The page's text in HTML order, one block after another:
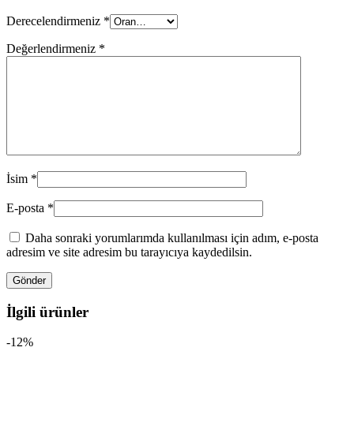
Derecelendirmeniz *
Değerlendirmeniz *
İsim *
E-posta *
Daha sonraki yorumlarımda kullanılması için adım, e-posta
adresim ve site adresim bu tarayıcıya kaydedilsin.
İlgili ürünler
-12%